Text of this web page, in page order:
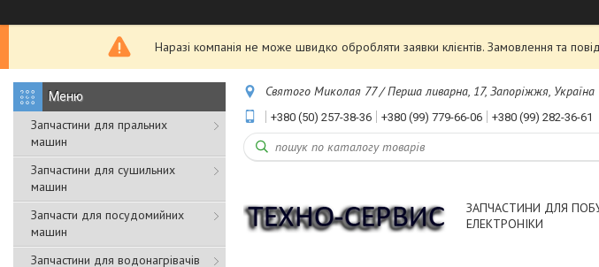
Наразі компанія не може швидко обробляти заявки клієнтів. Замовлення та
Запчастини для пральних
машин
Запчастини для сушильних
машин
Запчасти для посудомийних
машин
Запчастини для водонагрівачів
Святого Миколая 77 / Перша ливарна, 17, Запоріжжя, Україна
+380 (50) 257-38-36 +380 (99) 779-66-06 +380 (99) 282-36-61
ЗАПЧАСТИНИ ДЛЯ
ЕЛЕКТРОНІКИ